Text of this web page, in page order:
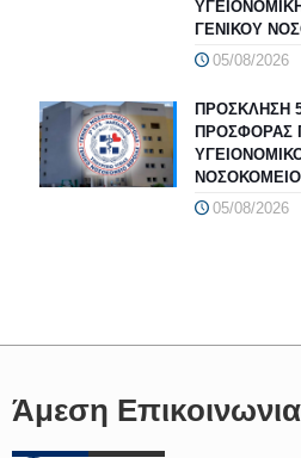
ΓΕΝΙΚΟΥ
05/08/2026
ΠΡΟΣΚΛΗΣΗ
ΠΡΟΣΦΟΡΑΣ
05/08/2026
Άμεση Επικοινωνια